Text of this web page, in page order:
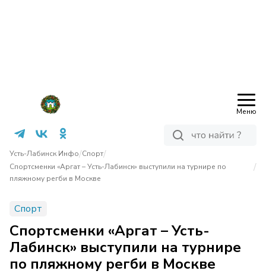
Меню
Усть-Лабинск Инфо/Спорт/
Спортсменки «Аргат – Усть-Лабинск» выступили на турнире по
пляжному регби в Москве
/
Спорт
Спортсменки «Аргат – Усть-
Лабинск» выступили на турнире
по пляжному регби в Москве